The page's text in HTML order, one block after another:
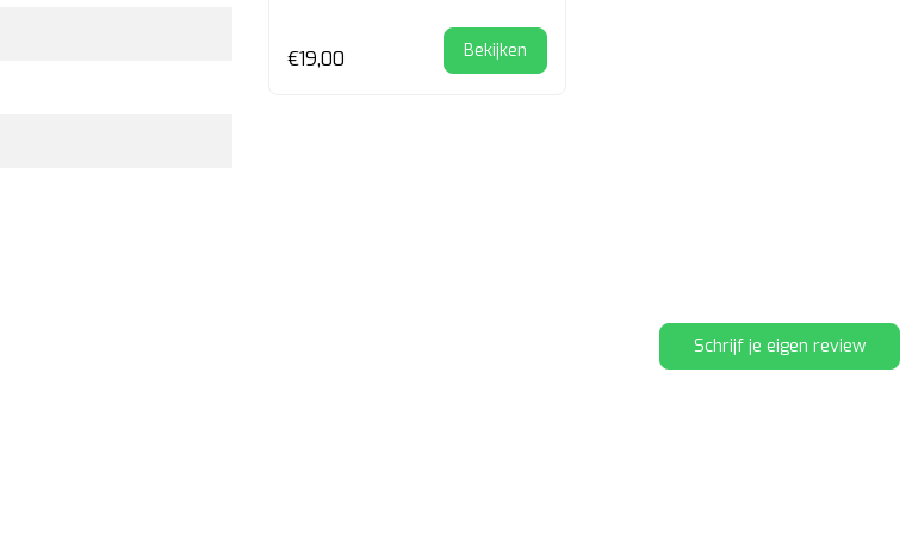
€19,00 Bekijken
Schrijf je eigen review